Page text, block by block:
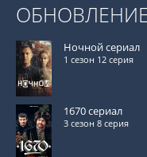
Ночной сериал
1 сезон 12 серия
1670 сериал
3 сезон 8 серия